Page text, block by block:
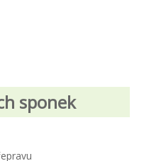
sponek